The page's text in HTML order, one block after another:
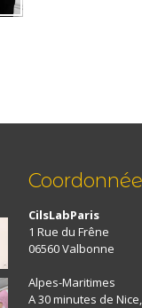
CilsLabParis
1 Rue du Frêne
06560 Valbonne
Alpes-Maritimes
A 30 minutes de